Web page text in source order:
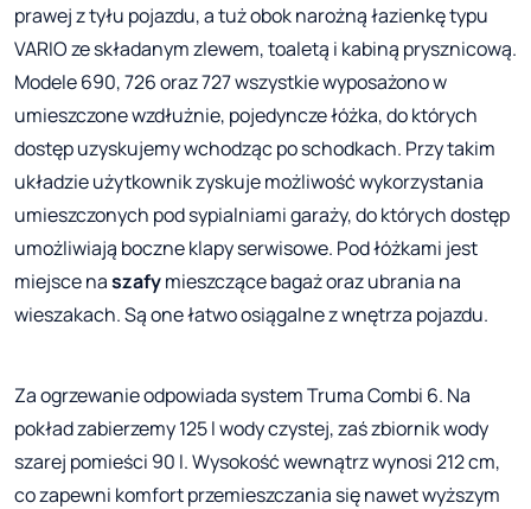
prawej z tyłu pojazdu, a tuż obok narożną łazienkę typu
VARIO ze składanym zlewem, toaletą i kabiną prysznicową.
Modele 690, 726 oraz 727 wszystkie wyposażono w
umieszczone wzdłużnie, pojedyncze łóżka, do których
dostęp uzyskujemy wchodząc po schodkach. Przy takim
układzie użytkownik zyskuje możliwość wykorzystania
umieszczonych pod sypialniami garaży, do których dostęp
umożliwiają boczne klapy serwisowe. Pod łóżkami jest
miejsce naszafymieszczące bagaż oraz ubrania na
wieszakach. Są one łatwo osiągalne z wnętrza pojazdu.
Za ogrzewanie odpowiada system Truma Combi 6. Na
pokład zabierzemy 125 l wody czystej, zaś zbiornik wody
szarej pomieści 90 l. Wysokość wewnątrz wynosi 212 cm,
co zapewni komfort przemieszczania się nawet wyższym